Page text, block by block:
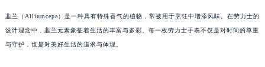
韭兰（Alliumcepa）是一种具有特殊香气的植物，常被用于烹饪中增添风味。在劳力士的
设计理念中，韭兰元素象征着生活的丰富与多彩。每一枚劳力士手表不仅是对时间的尊重
与守护，也是对美好生活的追求与体现。